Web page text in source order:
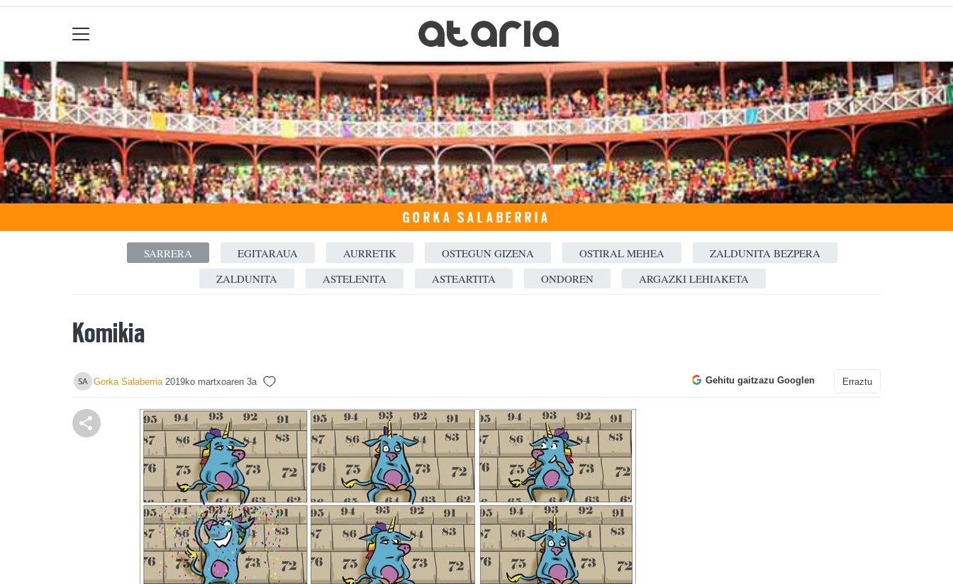
GORKA SALABERRIA
SARRERA EGITARAUA AURRETIK OSTEGUN GIZENA OSTIRAL MEHEA
ZALDUNITA BEZPERA
ZALDUNITA
ASTELENITA ASTEARTITA ONDOREN ARGAZKI LEHIAKETA
Komikia
Gorka Salaberria 2019ko martxoaren 3a Gehitu gaitzazu Googlen Erraztu